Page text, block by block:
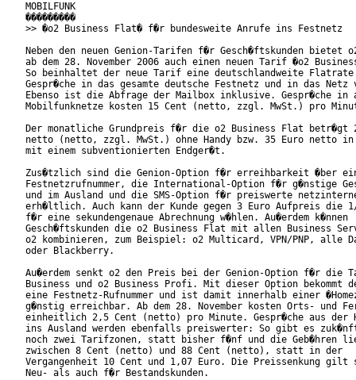
MOBILFUNK
���������
>> �o2 Business Flat� f�r bundesweite Anrufe ins Festnetz
Neben den neuen Genion-Tarifen f�r Gesch�ftskunden bietet
ab dem 28. November 2006 auch einen neuen Tarif �o2
So beinhaltet der neue Tarif eine deutschlandweite
Gespr�che in das gesamte deutsche Festnetz und in das Netz
Ebenso ist die Abfrage der Mailbox inklusive. Gespr�che in
Mobilfunknetze kosten 15 Cent (netto, zzgl. MwSt.) pro
Der monatliche Grundpreis f�r die o2 Business Flat betr�gt
netto (netto, zzgl. MwSt.) ohne Handy bzw. 35 Euro netto in
mit einem subventionierten Endger�t.
Zus�tzlich sind die Genion-Option f�r erreihbarkeit �ber
Festnetzrufnummer, die International-Option f�r g�nstige
und im Ausland und die SMS-Option f�r preiswerte netzinterne
erh�ltlich. Auch kann der Kunde gegen 3 Euro Aufpreis die
f�r eine sekundengenaue Abrechnung w�hlen. Au�erdem k�nnen
Gesch�ftskunden die o2 Business Flat mit allen Business
o2 kombinieren, zum Beispiel: o2 Multicard, VPN/PNP, alle
oder Blackberry.
Au�erdem senkt o2 den Preis bei der Genion-Option f�r die
Business und o2 Business Profi. Mit dieser Option bekommt
eine Festnetz-Rufnummer und ist damit innerhalb einer
g�nstig erreichbar. Ab dem 28. November kosten Orts- und
einheitlich 2,5 Cent (netto) pro Minute. Gespr�che aus der
ins Ausland werden ebenfalls preiswerter: So gibt es
noch zwei Tarifzonen, statt bisher f�nf und die Geb�hren
zwischen 8 Cent (netto) und 88 Cent (netto), statt in der
Vergangenheit 10 Cent und 1,07 Euro. Die Preissenkung gilt
Neu- als auch f�r Bestandskunden.